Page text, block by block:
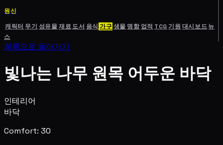
원신
캐릭터 무기 성유물재료도서 음식 가구생물 명함 업적 TCG기원 대시보드뉴
스
목록으로 돌아가기
빛나는 나무 원목 어두운 바닥
인테리어
바닥
Comfort: 30